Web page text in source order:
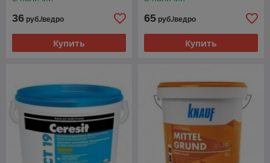
36 руб./ведро
Купить
65 руб./ведро
Купить